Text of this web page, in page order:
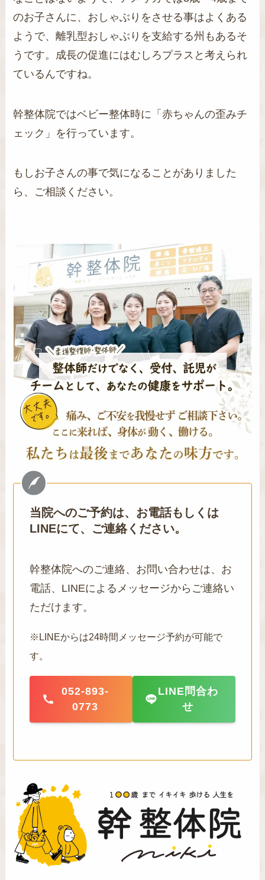
のお子さんに、おしゃぶりをさせる事はよくある
ようで、離乳型おしゃぶりを支給する州もあるそ
うです。成長の促進にはむしろプラスと考えられ
ているんですね。
幹整体院ではベビー整体時に「赤ちゃんの歪みチ
ェック」を行っています。
もしお子さんの事で気になることがありました
ら、ご相談ください。
当院へのご予約は、お電話もしくは
LINEにて、ご連絡ください。
幹整体院へのご連絡、お問い合わせは、お
電話、LINEによるメッセージからご連絡い
ただけます。
※LINEからは24時間メッセージ予約が可能で
す。
052-893-
0773
LINE問合わ
せ